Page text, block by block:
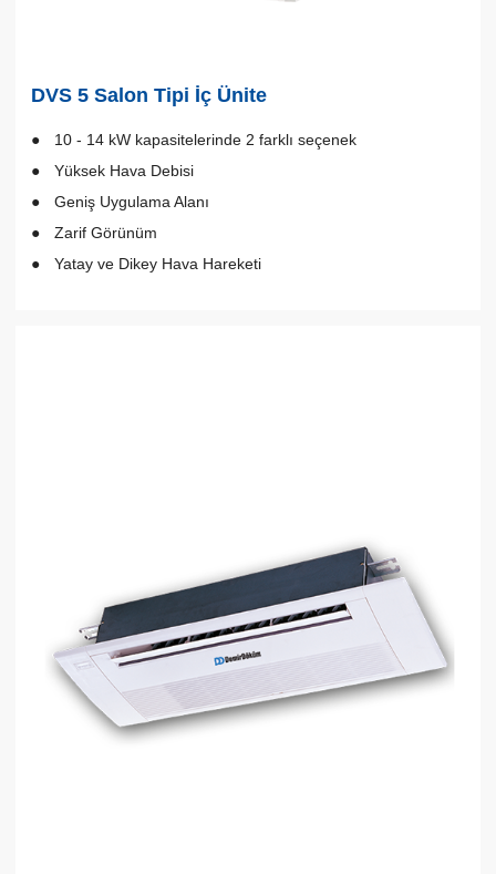
DVS 5 Salon Tipi İç Ünite
10 - 14 kW kapasitelerinde 2 farklı seçenek
Yüksek Hava Debisi
Geniş Uygulama Alanı
Zarif Görünüm
Yatay ve Dikey Hava Hareketi